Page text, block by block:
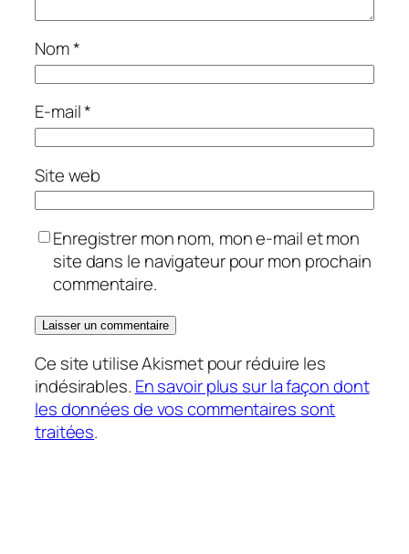
Nom*
E-mail*
Site web
Enregistrer mon nom, mon e-mail et mon
site dans le navigateur pour mon prochain
commentaire.
Ce site utilise Akismet pour réduire les
indésirables. En savoir plus sur la façon dont
les données de vos commentaires sont
traitées.